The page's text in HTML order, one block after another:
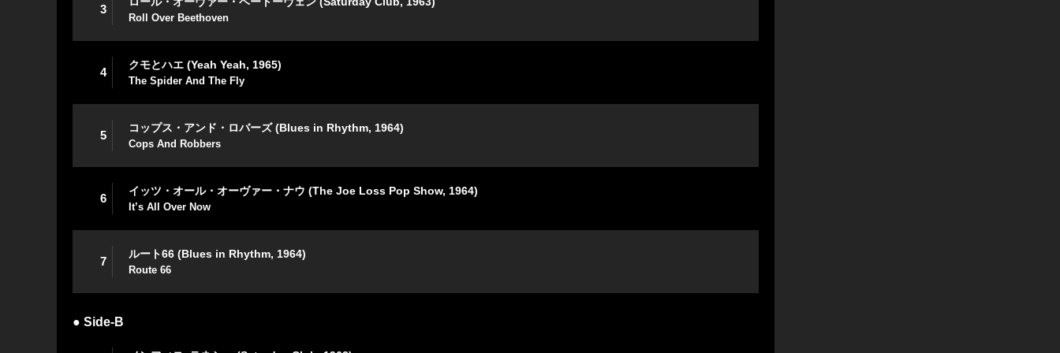
3
Roll Over Beethoven
4
クモとハエ (Yeah Yeah, 1965)
The Spider And The Fly
5
コップス・アンド・ロバーズ (Blues in Rhythm, 1964)
Cops And Robbers
6
イッツ・オール・オーヴァー・ナウ (The Joe Loss Pop Show, 1964)
It’s All Over Now
7
ルート66 (Blues in Rhythm, 1964)
Route 66
● Side-B